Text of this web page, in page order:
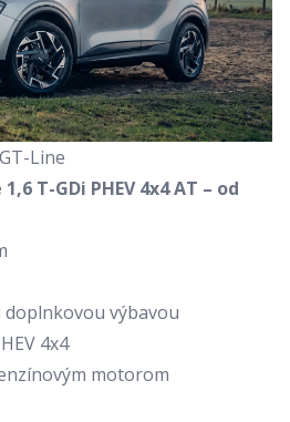
Line
T-GDi PHEV 4x4 AT – od
výbavou
4x4
motorom